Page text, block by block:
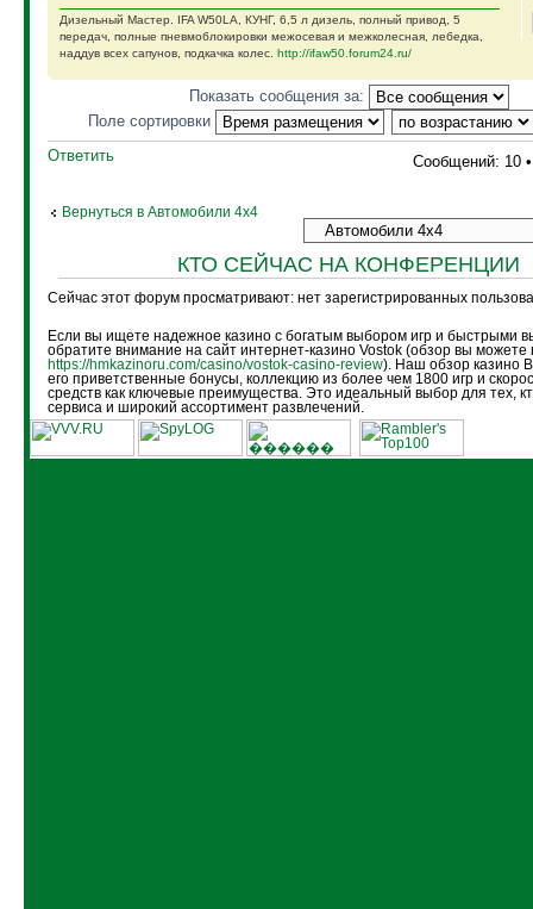
Дизельный Мастер. IFA W50LA, КУНГ, 6,5 л дизель, полный привод, 5
передач, полные пневмоблокировки межосевая и межколесная, лебедка,
наддув всех сапунов, подкачка колес. http://ifaw50.forum24.ru/
Показать сообщения за:
Поле сортировки
Ответить
Сообщений: 10
Вернуться в Автомобили 4х4
КТО СЕЙЧАС НА КОНФЕРЕНЦИИ
Сейчас этот форум просматривают: нет зарегистрированных
Если вы ищете надежное казино с богатым выбором игр и быстрыми
обратите внимание на сайт интернет-казино Vostok (обзор вы можете
https://hmkazinoru.com/casino/vostok-casino-review). Наш обзор казино
его приветственные бонусы, коллекцию из более чем 1800 игр и
средств как ключевые преимущества. Это идеальный выбор для тех,
сервиса и широкий ассортимент развлечений.